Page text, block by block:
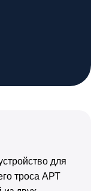
для
троса АРТ